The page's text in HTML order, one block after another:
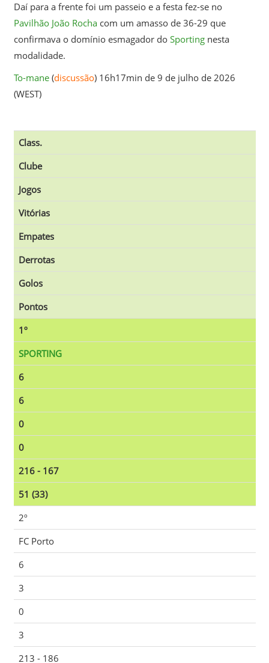
Daí para a frente foi um passeio e a festa fez-se no
Pavilhão João Rochacom um amasso de 36-29 que
confirmava o domínio esmagador do Sportingnesta
modalidade.
To-mane(discussão) 16h17min de 9 de julho de 2026
(WEST)
Class.
Clube
Jogos
Vitórias
Empates
Derrotas
Golos
Pontos
1º
SPORTING
6
6
0
0
216 - 167
51 (33)
2º
FC Porto
6
3
0
3
213 - 186